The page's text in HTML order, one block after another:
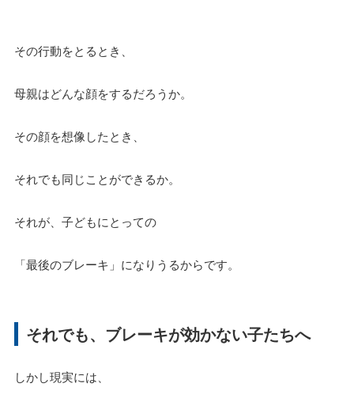
その行動をとるとき、
母親はどんな顔をするだろうか。
その顔を想像したとき、
それでも同じことができるか。
それが、子どもにとっての
「最後のブレーキ」になりうるからです。
それでも、ブレーキが効かない子たちへ
しかし現実には、